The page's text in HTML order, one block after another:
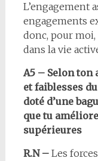
L’engagement
engagements
donc, pour
dans la vie
A5 – Selon ton
et faiblesses
doté d’une
que tu
supérieures
R.N –Les